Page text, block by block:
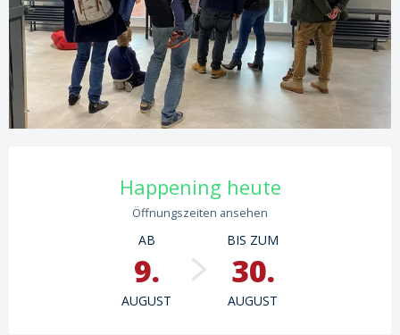
Öffnungszeiten & Kontaktdaten
Happening heute
Öffnungszeiten ansehen
AB
9.
AUGUST
BIS ZUM
30.
AUGUST